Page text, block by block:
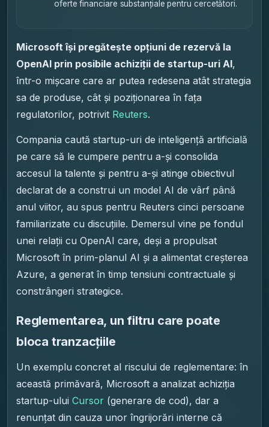
oferte financiare substanțiale pentru cercetători.
Microsoft își pregătește opțiuni de rezervă la
OpenAI prin posibile achiziții de startup-uri AI,
într-o mișcare care ar putea redesena atât strategia
sa de produse, cât și poziționarea în fața
regulatorilor, potrivit Reuters.
Compania caută startup-uri de inteligență artificială
pe care să le cumpere pentru a-și consolida
accesul la talente și pentru a-și atinge obiectivul
declarat de a construi un model AI de vârf până
anul viitor, au spus pentru Reuters cinci persoane
familiarizate cu discuțiile. Demersul vine pe fondul
unei relații cu OpenAI care, deși a propulsat
Microsoft în prim-planul AI și a alimentat creșterea
Azure, a generat în timp tensiuni contractuale și
constrângeri strategice.
Reglementarea, un filtru care poate
bloca tranzacțiile
Un exemplu concret al riscului de reglementare: în
această primăvară, Microsoft a analizat achiziția
startup-ului Cursor (generare de cod), dar a
renunțat din cauza unor îngrijorări interne că